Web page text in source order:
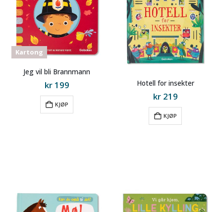
Kartong
Jeg vil bli Brannmann
kr199
KJØP
Hotell for insekter
kr219
KJØP